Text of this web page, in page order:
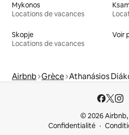
Mykonos
Locations de vacances
Skopje
Locations de vacances
Voir
Airbnb Grèce Athanásios
© 2026 Airbnb,
Confidentialité